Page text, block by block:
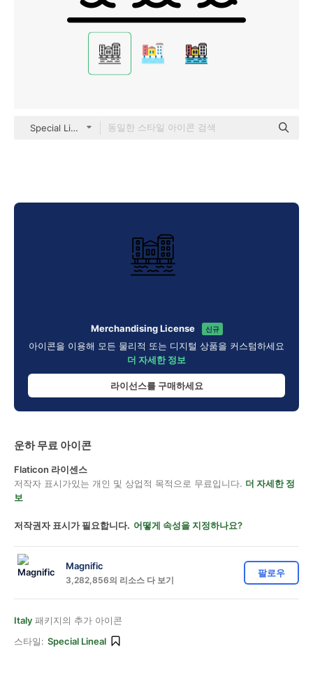
Special Lineal
Merchandising License 신규
아이콘을 이용해 모든 물리적 또는 디지털 상품을 커스텀하세요
더 자세한 정보
라이선스를 구매하세요
운하 무료 아이콘
Flaticon 라이센스
저작자 표시가있는 개인 및 상업적 목적으로 무료입니다. 더 자세한 정
보
저작권자 표시가 필요합니다. 어떻게 속성을 지정하나요?
Magnific
3,282,856의 리소스 다 보기
팔로우
Italy 패키지의 추가 아이콘
스타일: Special Lineal